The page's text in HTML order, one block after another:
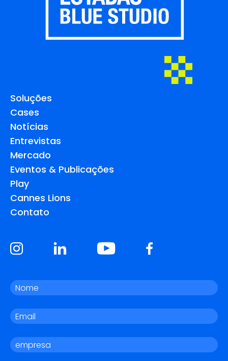
Soluções
Cases
Notícias
Entrevistas
Mercado
Eventos & Publicações
Play
Cannes Lions
Contato